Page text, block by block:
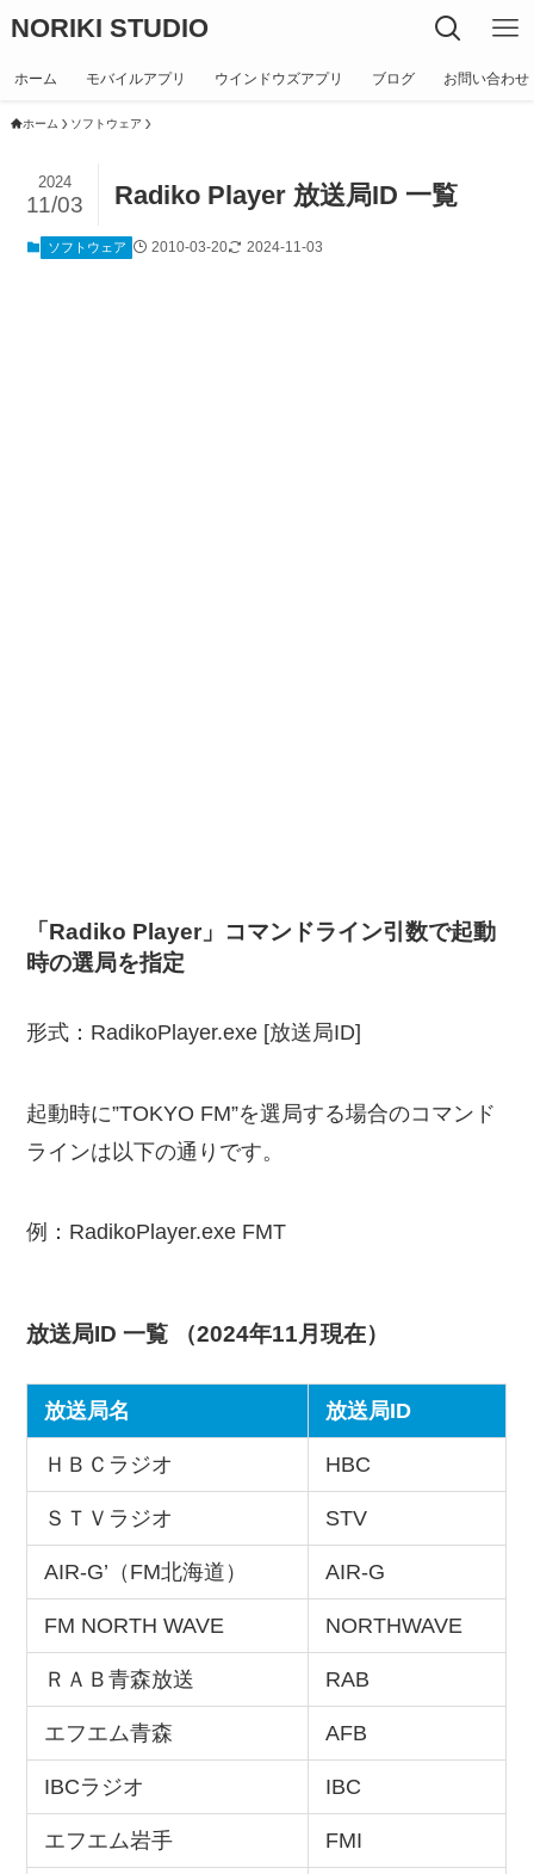
NORIKI STUDIO
ホーム モバイルアプリ ウインドウズアプリ ブログ お問い合わせ
ホーム ソフトウェア
Radiko Player 放送局ID 一覧
2024
11/03
ソフトウェア 2010-03-20 2024-11-03
「Radiko Player」コマンドライン引数で起動
時の選局を指定
形式：RadikoPlayer.exe [放送局ID]
起動時に”TOKYO FM”を選局する場合のコマンド
ラインは以下の通りです。
例：RadikoPlayer.exe FMT
放送局ID 一覧 （2024年11月現在）
放送局名 放送局ID
ＨＢＣラジオ HBC
ＳＴＶラジオ STV
AIR-G’（FM北海道） AIR-G
FM NORTH WAVE NORTHWAVE
ＲＡＢ青森放送 RAB
エフエム青森 AFB
IBCラジオ IBC
エフエム岩手 FMI